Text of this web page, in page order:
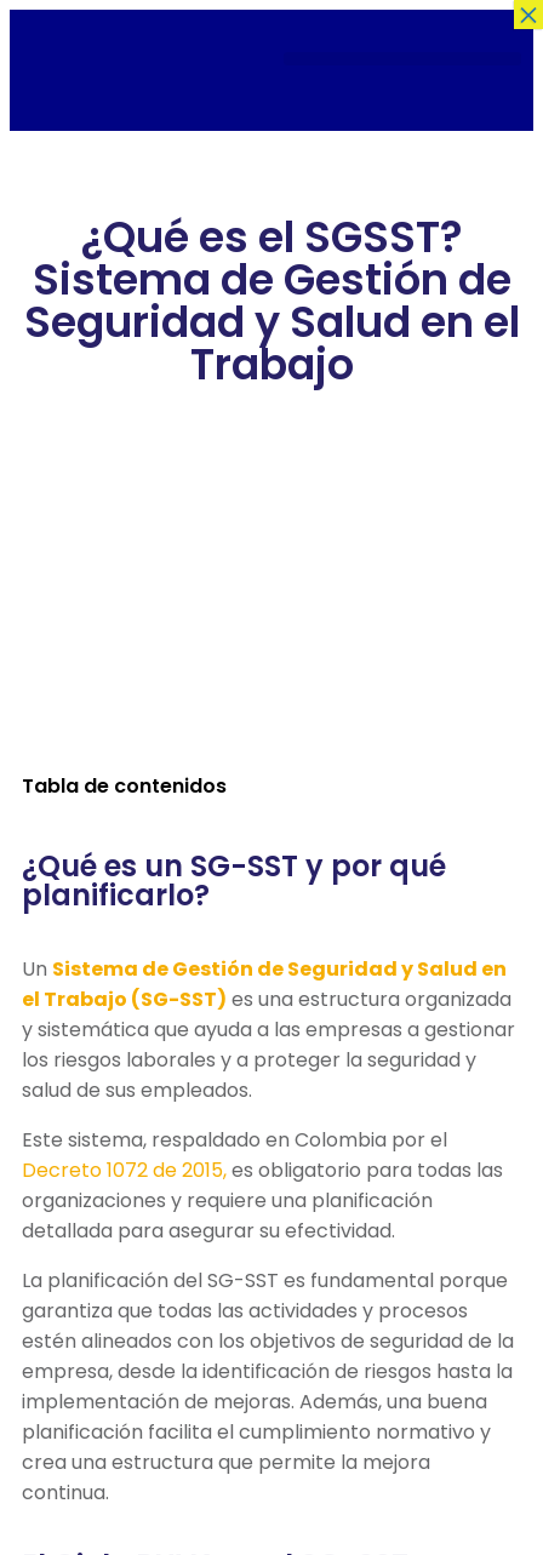
¿Qué es el SGSST?
Sistema de Gestión de
Seguridad y Salud en el
Trabajo
Tabla de contenidos
¿Qué es un SG-SST y por qué
planificarlo?
Un Sistema de Gestión de Seguridad y Salud en
el Trabajo (SG-SST) es una estructura organizada
y sistemática que ayuda a las empresas a gestionar
los riesgos laborales y a proteger la seguridad y
salud de sus empleados.
Este sistema, respaldado en Colombia por el
Decreto 1072 de 2015,es obligatorio para todas las
organizaciones y requiere una planificación
detallada para asegurar su efectividad.
La planificación del SG-SST es fundamental porque
garantiza que todas las actividades y procesos
estén alineados con los objetivos de seguridad de la
empresa, desde la identificación de riesgos hasta la
implementación de mejoras. Además, una buena
planificación facilita el cumplimiento normativo y
crea una estructura que permite la mejora
continua.
×